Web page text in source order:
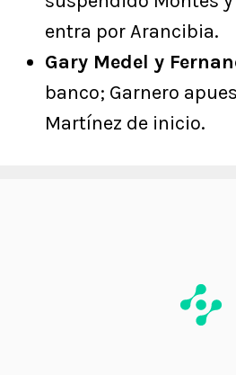
entra por Arancibia.
Gary Medel y
banco; Garnero
Martínez de inicio.